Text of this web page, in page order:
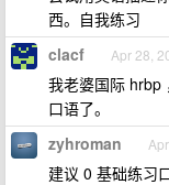
西。自我练习
clacf Apr 28,
我老婆国际 hrbp
口语了。
zyhroman
建议 0 基础练习